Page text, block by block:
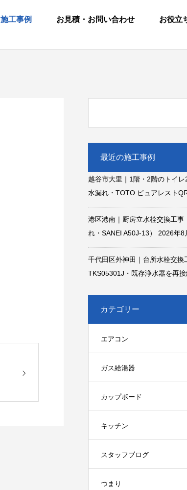
施工事例 お見積・お問い合わせ お役立
最近の施工事例
越谷市大里｜1階・2階のトイ
水漏れ・TOTO ピュアレストQR
港区港南｜厨房立水栓交換工事
れ・SANEI A50J-13）
2026年8
千代田区外神田｜台所水栓交換
TKS05301J・既存浄水器を再接
カテゴリー
エアコン
ガス給湯器
カップボード
キッチン
スタッフブログ
つまり